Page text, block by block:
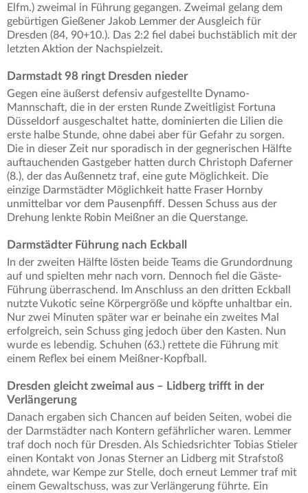
Elfm.) zweimal in Führung gegangen. Zweimal gelang dem
gebürtigen Gießener Jakob Lemmer der Ausgleich für
Dresden (84, 90+10.). Das 2:2 fiel dabei buchstäblich mit der
letzten Aktion der Nachspielzeit.
Darmstadt 98 ringt Dresden nieder
Gegen eine äußerst defensiv aufgestellte Dynamo-
Mannschaft, die in der ersten Runde Zweitligist Fortuna
Düsseldorf ausgeschaltet hatte, dominierten die Lilien die
erste halbe Stunde, ohne dabei aber für Gefahr zu sorgen.
Die in dieser Zeit nur sporadisch in der gegnerischen Hälfte
auftauchenden Gastgeber hatten durch Christoph Daferner
(8.), der das Außennetz traf, eine gute Möglichkeit. Die
einzige Darmstädter Möglichkeit hatte Fraser Hornby
unmittelbar vor dem Pausenpfiff. Dessen Schuss aus der
Drehung lenkte Robin Meißner an die Querstange.
Darmstädter Führung nach Eckball
In der zweiten Hälfte lösten beide Teams die Grundordnung
auf und spielten mehr nach vorn. Dennoch fiel die Gäste-
Führung überraschend. Im Anschluss an den dritten Eckball
nutzte Vukotic seine Körpergröße und köpfte unhaltbar ein.
Nur zwei Minuten später war er beinahe ein zweites Mal
erfolgreich, sein Schuss ging jedoch über den Kasten. Nun
wurde es lebendig. Schuhen (63.) rettete die Führung mit
einem Reflex bei einem Meißner-Kopfball.
Dresden gleicht zweimal aus – Lidberg trifft in der
Verlängerung
Danach ergaben sich Chancen auf beiden Seiten, wobei die
der Darmstädter nach Kontern gefährlicher waren. Lemmer
traf doch noch für Dresden. Als Schiedsrichter Tobias Stieler
einen Kontakt von Jonas Sterner an Lidberg mit Strafstoß
ahndete, war Kempe zur Stelle, doch erneut Lemmer traf mit
einem Gewaltschuss, was zur Verlängerung führte. Ein